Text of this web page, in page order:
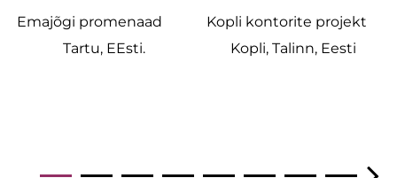
Emajõgi promenaad
Tartu, EEsti.
Kopli kontorite projekt
Kopli, Talinn, Eesti